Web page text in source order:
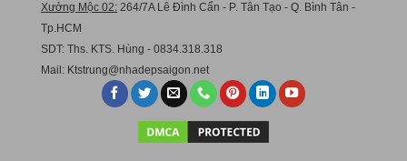
Xưởng Mộc 02: 264/7A Lê Đình Cẩn - P. Tân Tạo - Q. Bình Tân -
Tp.HCM
SDT: Ths. KTS. Hùng - 0834.318.318
Mail: Ktstrung@nhadepsaigon.net